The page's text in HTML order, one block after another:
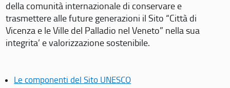
della comunità internazionale di conservare e
trasmettere alle future generazioni il Sito “Città di
Vicenza e le Ville del Palladio nel Veneto” nella sua
integrita’ e valorizzazione sostenibile.
Le componenti del Sito UNESCO